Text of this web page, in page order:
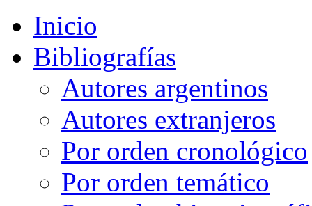
Inicio
Bibliografías
Autores argentinos
Autores extranjeros
Por orden cronológico
Por orden temático